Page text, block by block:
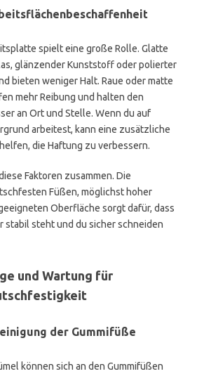
spielt eine große Rolle. Glatte
glänzender Kunststoff oder polierter
bieten weniger Halt. Raue oder matte
mehr Reibung und halten den
an Ort und Stelle. Wenn du auf
arbeitest, kann eine zusätzliche
die Haftung zu verbessern.
Faktoren zusammen. Die
Füßen, möglichst hoher
Oberfläche sorgt dafür, dass
stabil steht und du sicher schneiden
und Wartung für
der Gummifüße
können sich an den Gummifüßen